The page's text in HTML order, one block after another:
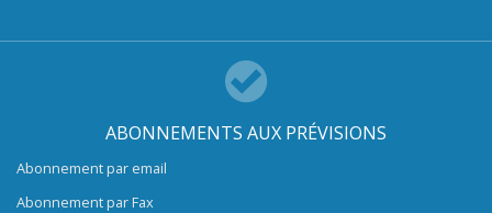
ABONNEMENTS AUX PRÉVISIONS
Abonnement par email
Abonnement par Fax